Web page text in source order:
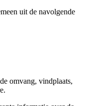
uit de navolgende
omvang, vindplaats,